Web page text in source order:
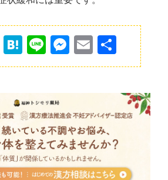
T
w
er
H
at
n
a
Li
n
M
e
e
n
g
E
m 有